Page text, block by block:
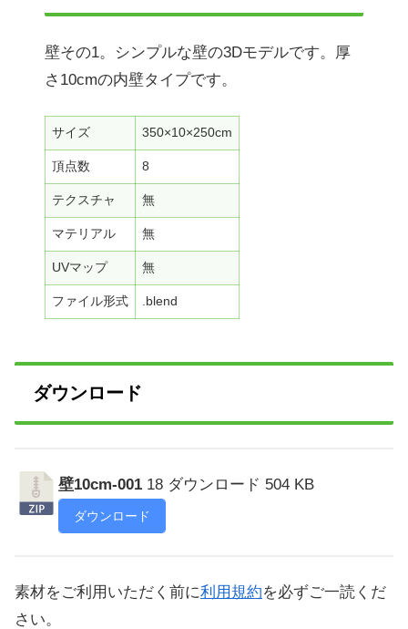
壁その1。シンプルな壁の3Dモデルです。厚
さ10cmの内壁タイプです。
サイズ 350×10×250cm
頂点数 8
テクスチャ 無
マテリアル 無
UVマップ 無
ファイル形式 .blend
ダウンロード
壁10cm-001 18 ダウンロード 504 KB
ダウンロード
素材をご利用いただく前に利用規約を必ずご一読くだ
さい。